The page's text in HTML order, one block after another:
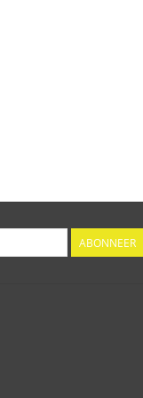
ABONNEER